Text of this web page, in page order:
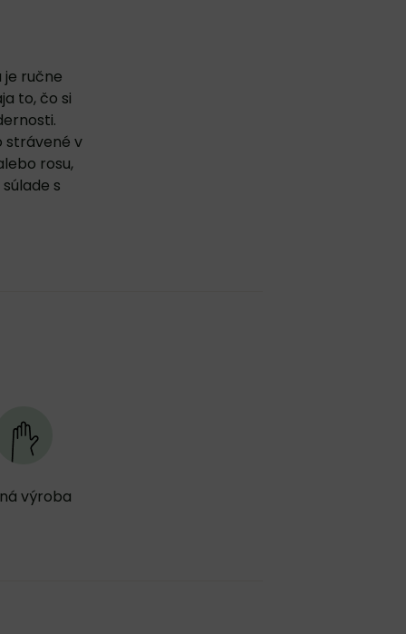
ručne
to, čo si
strávené v
rosu,
s
výroba